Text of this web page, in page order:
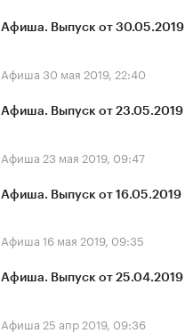
Афиша. Выпуск от 30.05.2019
Афиша 30 мая 2019, 22:40
Афиша. Выпуск от 23.05.2019
Афиша 23 мая 2019, 09:47
Афиша. Выпуск от 16.05.2019
Афиша 16 мая 2019, 09:35
Афиша. Выпуск от 25.04.2019
Афиша 25 апр 2019, 09:36